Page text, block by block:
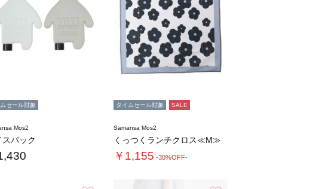
セール対象
Mos2
スパック
タイムセール対象 SALE
Samansa Mos2
くっつくランチクロス≪M≫
￥1,155 -30%OFF-